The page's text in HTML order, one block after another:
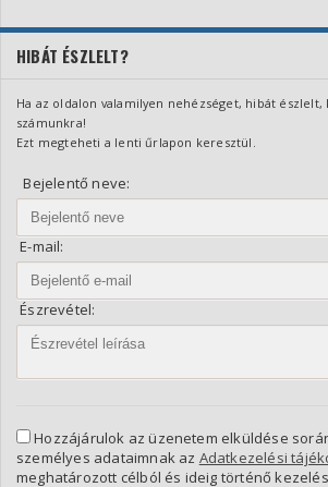
HIBÁT ÉSZLELT?
Ha az oldalon valamilyen nehézséget, hibát
számunkra!
Ezt megteheti a lenti űrlapon keresztül.
Bejelentő neve:
E-mail:
Észrevétel:
Hozzájárulok az üzenetem elküldése
személyes adataimnak az Adatkezelési
meghatározott célból és ideig történő